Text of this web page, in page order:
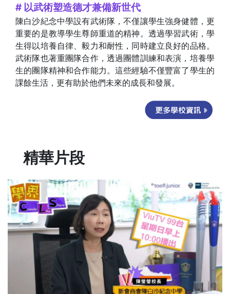
# 以武術塑造德才兼備新世代
陳白沙紀念中學設有武術隊，不僅讓學生強身健體，更
重要的是教導學生尊師重道的精神。透過學習武術，學
生得以培養自律、毅力和耐性，同時建立良好的品格。
武術隊也著重團隊合作，透過團體訓練和表演，培養學
生的團隊精神和合作能力。這些經驗不僅豐富了學生的
課餘生活，更有助於他們未來的成長和發展。
精華片段